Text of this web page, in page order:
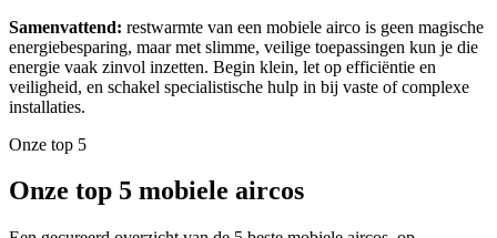
Samenvattend: restwarmte van een mobiele airco is geen magische
energiebesparing, maar met slimme, veilige toepassingen kun je die
energie vaak zinvol inzetten. Begin klein, let op efficiëntie en
veiligheid, en schakel specialistische hulp in bij vaste of complexe
installaties.
Onze top 5
Onze top 5 mobiele aircos